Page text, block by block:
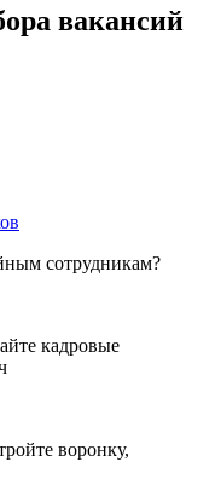
вакансий
сотрудникам?
кадровые
воронку,